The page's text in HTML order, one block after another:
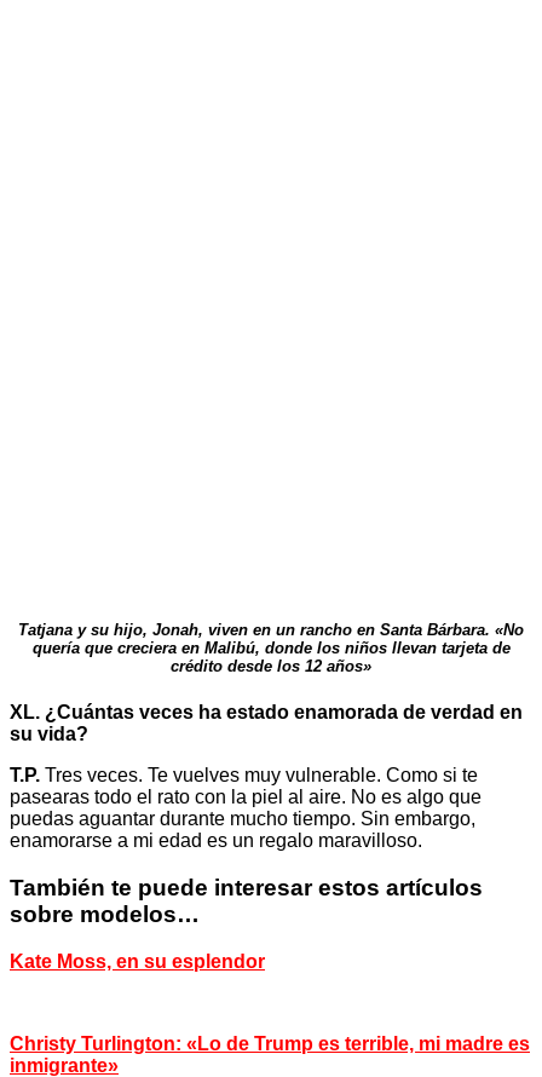
Tatjana y su hijo, Jonah, viven en un rancho en Santa Bárbara. «No
quería que creciera en Malibú, donde los niños llevan tarjeta de
crédito desde los 12 años»
XL. ¿Cuántas veces ha estado enamorada de verdad en
su vida?
T.P. Tres veces. Te vuelves muy vulnerable. Como si te
pasearas todo el rato con la piel al aire. No es algo que
puedas aguantar durante mucho tiempo. Sin embargo,
enamorarse a mi edad es un regalo maravilloso.
También te puede interesar estos artículos
sobre modelos…
Kate Moss, en su esplendor
Christy Turlington: «Lo de Trump es terrible, mi madre es
inmigrante»